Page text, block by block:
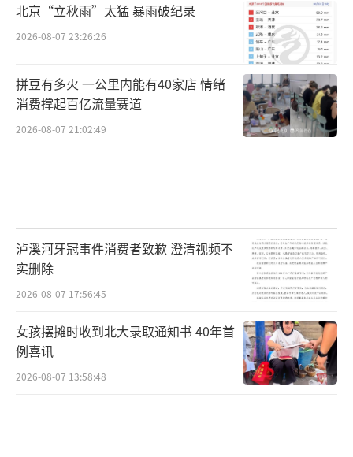
北京“立秋雨”太猛 暴雨破纪录
2026-08-07 23:26:26
拼豆有多火 一公里内能有40家店 情绪
消费撑起百亿流量赛道
2026-08-07 21:02:49
泸溪河牙冠事件消费者致歉 澄清视频不
实删除
2026-08-07 17:56:45
女孩摆摊时收到北大录取通知书 40年首
例喜讯
2026-08-07 13:58:48